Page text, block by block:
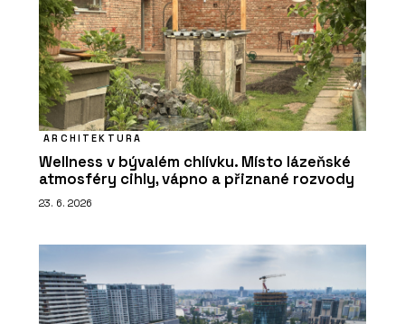
ARCHITEKTURA
Wellness v bývalém chlívku. Místo lázeňské
atmosféry cihly, vápno a přiznané rozvody
23. 6. 2026